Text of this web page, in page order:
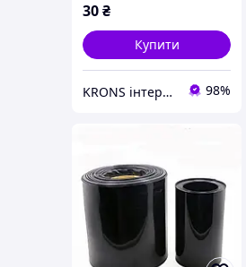
30₴
Купити
KRONS інтернет-магазин 98%